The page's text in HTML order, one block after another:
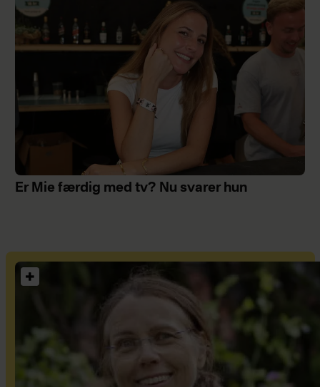
Er Mie færdig med tv? Nu svarer hun